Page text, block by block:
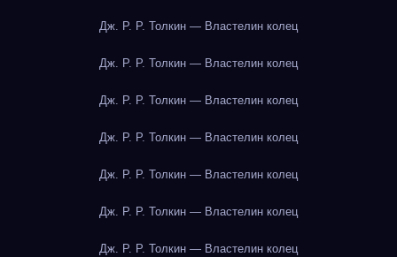
Дж. Р. Р. Толкин — Властелин колец
Дж. Р. Р. Толкин — Властелин колец
Дж. Р. Р. Толкин — Властелин колец
Дж. Р. Р. Толкин — Властелин колец
Дж. Р. Р. Толкин — Властелин колец
Дж. Р. Р. Толкин — Властелин колец
Дж. Р. Р. Толкин — Властелин колец